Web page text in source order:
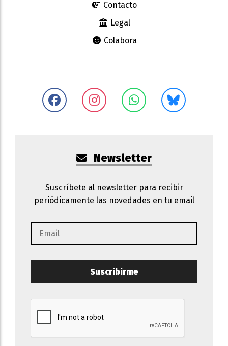
Contacto
Legal
Colabora
Newsletter
Suscríbete al newsletter para recibir
periódicamente las novedades en tu email
Suscribirme